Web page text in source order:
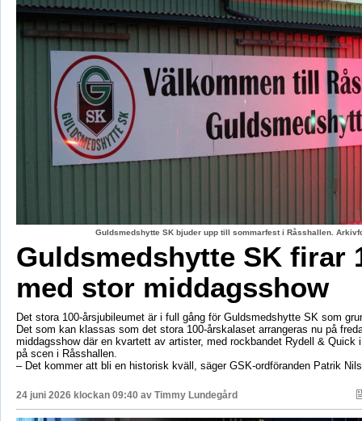
Guldsmedshytte SK bjuder upp till sommarfest i Råsshallen.
Guldsmedshytte SK firar
med stor middagsshow
Det stora 100-årsjubileumet är i full gång för Guldsmedshytte SK som
Det som kan klassas som det stora 100-årskalaset arrangeras nu på
middagsshow där en kvartett av artister, med rockbandet Rydell & Quick
på scen i Råsshallen.
– Det kommer att bli en historisk kväll, säger GSK-ordföranden Patrik
24 juni 2026 klockan 09:40 av Timmy Lundegård